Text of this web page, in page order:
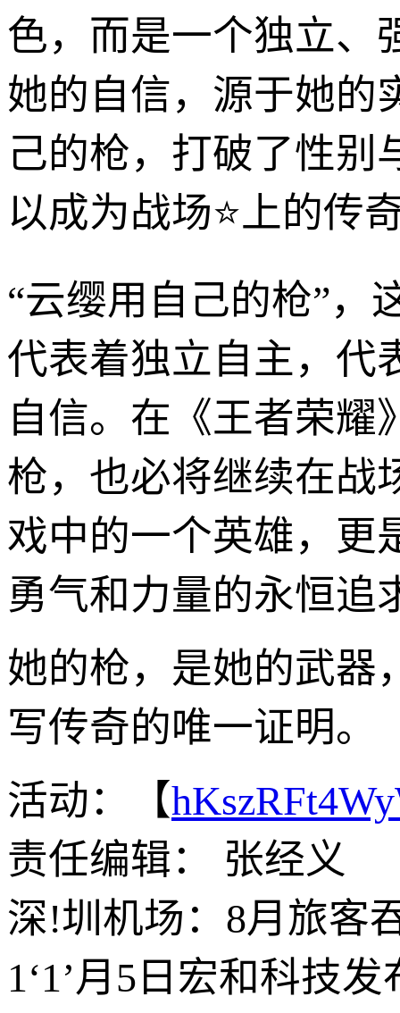
色，而是一个独立、
她的自信，源于她的
己的枪，打破了性别
以成为战场⭐上的传
“云缨用自己的枪”，
代表着独立自主，代
自信。在《王者荣耀
枪，也必将继续在战
戏中的一个英雄，更
勇气和力量的永恒追
她的枪，是她的武器
写传奇的唯一证明。
活动：【
责任编辑： 张经义
深!圳机场：8月旅客
1‘1’月5日宏和科技